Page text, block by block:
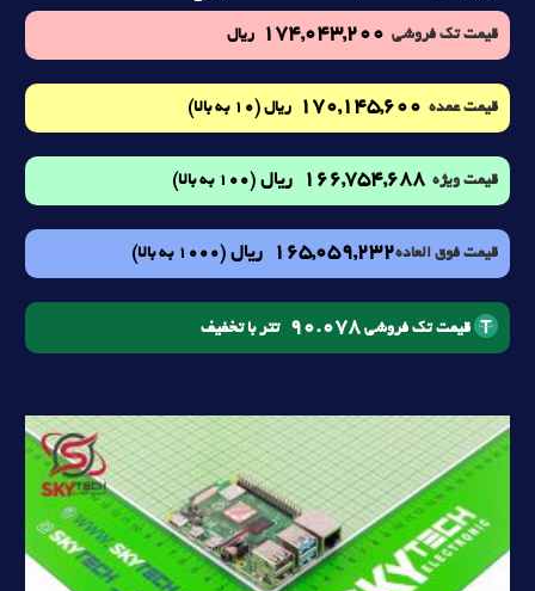
قیمت تک فروشی 174,043,200 ریال
قیمت عمده 170,145,600 ریال (10 به بالا)
قیمت ویژه 166,754,688 ریال (100 به بالا)
قیمت فوق العاده165,059,232 ریال (1000 به بالا)
قیمت تک فروشی 90.078 تتر با تخفیف